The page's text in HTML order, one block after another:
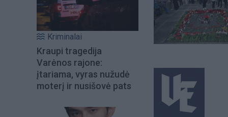
Kriminalai
Kraupi tragedija
Varėnos rajone:
įtariama, vyras nužudė
moterį ir nusišovė pats